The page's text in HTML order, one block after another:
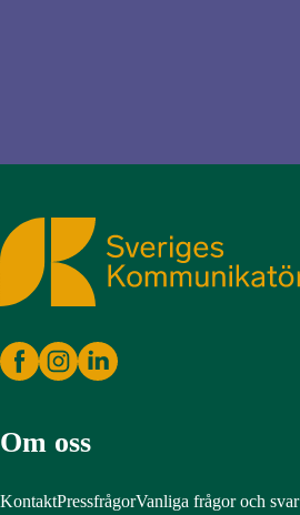
Sveriges Kommunikatörer
Om oss
KontaktPressfrågorVanliga frågor och svar